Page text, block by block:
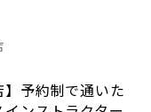
】予約制で通いた